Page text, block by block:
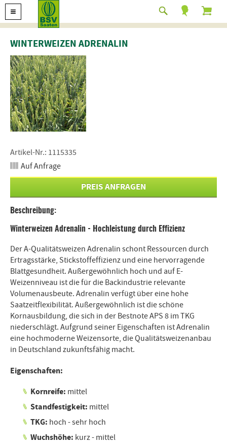
WINTERWEIZEN ADRENALIN
Artikel-Nr.: 1115335
Auf Anfrage
PREIS ANFRAGEN
Beschreibung:
Winterweizen Adrenalin - Hochleistung durch Effizienz
Der A-Qualitätsweizen Adrenalin schont Ressourcen durch
Ertragsstärke, Stickstoffeffizienz und eine hervorragende
Blattgesundheit. Außergewöhnlich hoch und auf E-
Weizenniveau ist die für die Backindustrie relevante
Volumenausbeute. Adrenalin verfügt über eine hohe
Saatzeitflexibilität. Außergewöhnlich ist die schöne
Kornausbildung, die sich in der Bestnote APS 8 im TKG
niederschlägt. Aufgrund seiner Eigenschaften ist Adrenalin
eine hochmoderne Weizensorte, die Qualitätsweizenanbau
in Deutschland zukunftsfähig macht.
Eigenschaften:
Kornreife: mittel
Standfestigkeit: mittel
TKG: hoch - sehr hoch
Wuchshöhe: kurz - mittel